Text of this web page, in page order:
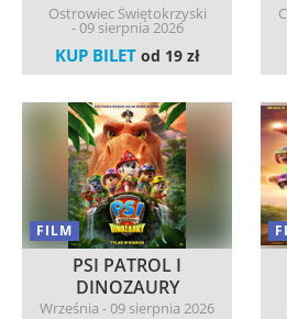
Ostrowiec Świętokrzyski
- 09 sierpnia 2026
KUP BILET od 19 zł
FILM
PSI PATROL I
DINOZAURY
Września - 09 sierpnia 2026